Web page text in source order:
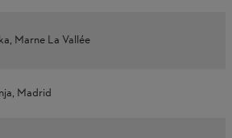
Marne La Vallée
Madrid